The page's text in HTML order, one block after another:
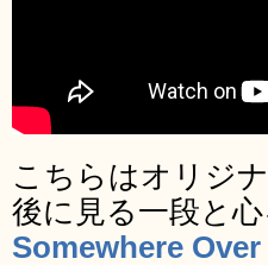
こちらはオリジ
後に見る一段と
Somewhere